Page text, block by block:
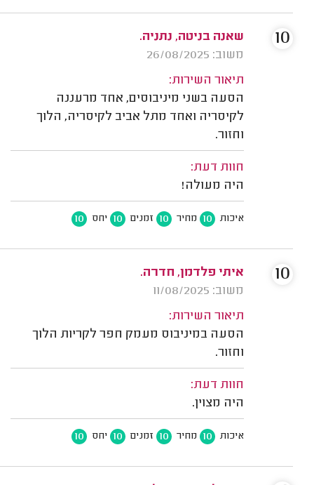
שאנה בניטה, נתניה.
משוב: 26/08/2025
תיאור השירות:
הסעה בשני מיניבוסים, אחד מרעננה
לקיסריה ואחד מתל אביב לקיסריה, הלוך
וחזור.
חוות דעת:
היה מעולה!
איכות 10 מחיר 10 זמנים 10 יחס 10
10
איתי פלדמן, חדרה.
משוב: 11/08/2025
תיאור השירות:
הסעה במיניבוס מעמק חפר לקריות הלוך
וחזור.
חוות דעת:
היה מצוין.
איכות 10 מחיר 10 זמנים 10 יחס 10
10